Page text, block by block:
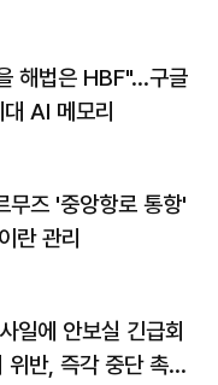
해법은 HBF"…구글
AI 메모리
무즈 '중앙항로 통항'
란 관리
일에 안보실 긴급회
반, 즉각 중단 촉